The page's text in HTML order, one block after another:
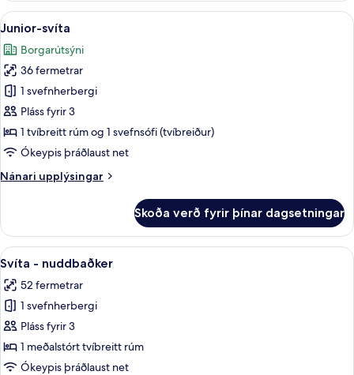
með
tvíbreiðu
Skoða
allar
myndir
fyrir
Junior-
svíta
Míníbar, öryggishólf í herbergi,
8
Junior-svíta
Borgarútsýni
36 fermetrar
1 svefnherbergi
Pláss fyrir 3
1 tvíbreitt rúm og 1 svefnsófi (tvíbreiður)
Ókeypis þráðlaust net
Nánari upplýsingar
Nánari
svíta
Skoða verð fyrir þínar dagsetningar
Skoða
allar
myndir
fyrir
Svíta
-
nuddbaðker
Svíta - nuddbaðker | Míníbar,
5
Svíta - nuddbaðker
52 fermetrar
1 svefnherbergi
Pláss fyrir 3
1 meðalstórt tvíbreitt rúm
Ókeypis þráðlaust net